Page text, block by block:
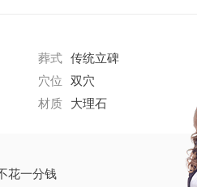
葬式 传统立碑
穴位 双穴
材质 大理石
花一分钱